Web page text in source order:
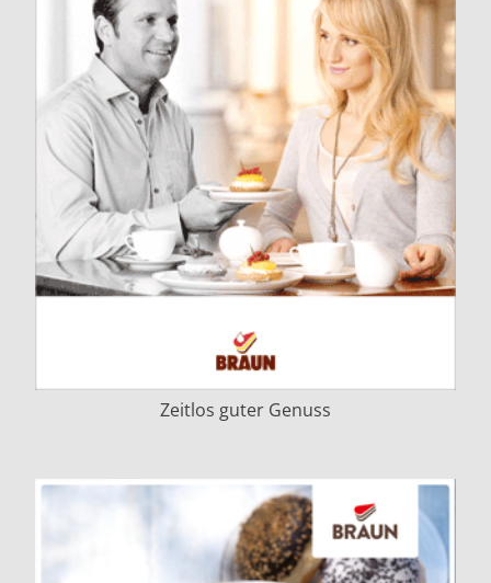
Zeitlos guter Genuss